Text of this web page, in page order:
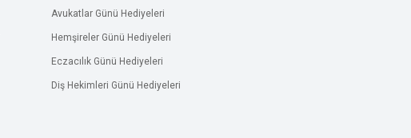
Avukatlar Günü Hediyeleri
Hemşireler Günü Hediyeleri
Eczacılık Günü Hediyeleri
Diş Hekimleri Günü Hediyeleri